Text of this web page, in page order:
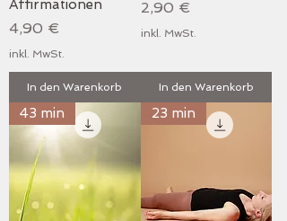
Affirmationen
Preis
4,90 €
inkl. MwSt.
In den Warenkorb
Preis
2,90 €
inkl. MwSt.
In den Warenkorb
43 min 23 min